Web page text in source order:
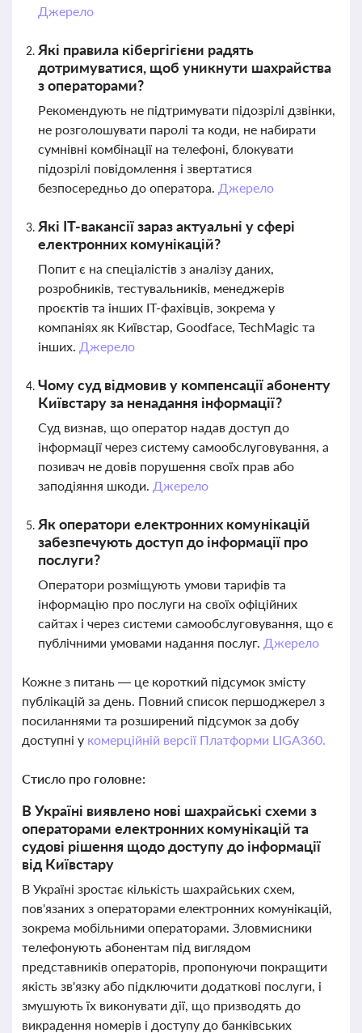
Джерело
Які правила кібергігієни радять
дотримуватися, щоб уникнути шахрайства
з операторами?
Рекомендують не підтримувати підозрілі дзвінки,
не розголошувати паролі та коди, не набирати
сумнівні комбінації на телефоні, блокувати
підозрілі повідомлення і звертатися
безпосередньо до оператора. Джерело
Які ІТ-вакансії зараз актуальні у сфері
електронних комунікацій?
Попит є на спеціалістів з аналізу даних,
розробників, тестувальників, менеджерів
проєктів та інших ІТ-фахівців, зокрема у
компаніях як Київстар, Goodface, TechMagic та
інших. Джерело
Чому суд відмовив у компенсації абоненту
Київстару за ненадання інформації?
Суд визнав, що оператор надав доступ до
інформації через систему самообслуговування, а
позивач не довів порушення своїх прав або
заподіяння шкоди. Джерело
Як оператори електронних комунікацій
забезпечують доступ до інформації про
послуги?
Оператори розміщують умови тарифів та
інформацію про послуги на своїх офіційних
сайтах і через системи самообслуговування, що є
публічними умовами надання послуг. Джерело
Кожне з питань — це короткий підсумок змісту
публікацій за день. Повний список першоджерел з
посиланнями та розширений підсумок за добу
доступні у комерційній версії Платформи LIGA360.
Стисло про головне:
В Україні виявлено нові шахрайські схеми з
операторами електронних комунікацій та
судові рішення щодо доступу до інформації
від Київстару
В Україні зростає кількість шахрайських схем,
пов'язаних з операторами електронних комунікацій,
зокрема мобільними операторами. Зловмисники
телефонують абонентам під виглядом
представників операторів, пропонуючи покращити
якість зв'язку або підключити додаткові послуги, і
змушують їх виконувати дії, що призводять до
викрадення номерів і доступу до банківських